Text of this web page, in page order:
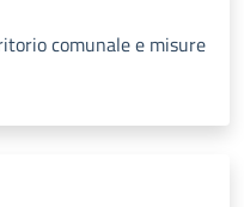
comunale e misure